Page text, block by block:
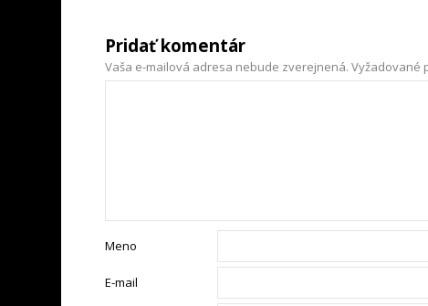
Pridať komentár
Vaša e-mailová adresa nebude zverejnená. Vyžadované
Meno
E-mail